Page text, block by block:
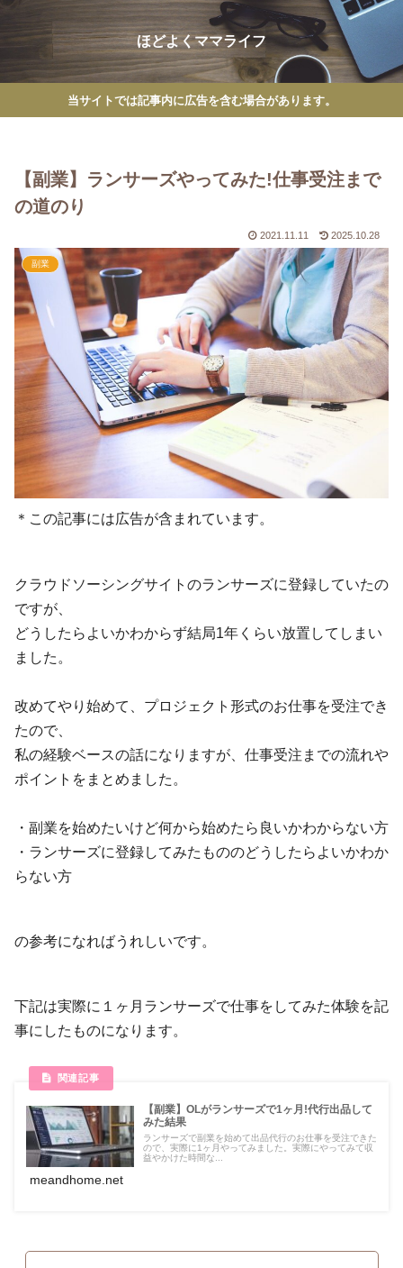
ほどよくママライフ
当サイトでは記事内に広告を含む場合があります。
【副業】ランサーズやってみた!仕事受注まで
の道のり
2021.11.11 2025.10.28
副業
＊この記事には広告が含まれています。
クラウドソーシングサイトのランサーズに登録していたの
ですが、
どうしたらよいかわからず結局1年くらい放置してしまい
ました。
改めてやり始めて、プロジェクト形式のお仕事を受注でき
たので、
私の経験ベースの話になりますが、仕事受注までの流れや
ポイントをまとめました。
・副業を始めたいけど何から始めたら良いかわからない方
・ランサーズに登録してみたもののどうしたらよいかわか
らない方
の参考になればうれしいです。
下記は実際に１ヶ月ランサーズで仕事をしてみた体験を記
事にしたものになります。
【副業】OLがランサーズで1ヶ月!代行出品して
みた結果
ランサーズで副業を始めて出品代行のお仕事を受注できた
ので、実際に1ヶ月やってみました。実際にやってみて収
益やかけた時間な...
meandhome.net